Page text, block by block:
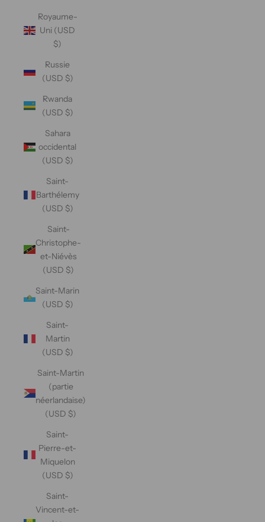
Royaume-
Uni (USD
$)
Russie
(USD $)
Rwanda
(USD $)
Sahara
occidental
(USD $)
Saint-
Barthélemy
(USD $)
Saint-
Christophe-
et-Niévès
(USD $)
Saint-Marin
(USD $)
Saint-
Martin
(USD $)
Saint-Martin
(partie
néerlandaise)
(USD $)
Saint-
Pierre-et-
Miquelon
(USD $)
Saint-
Vincent-et-